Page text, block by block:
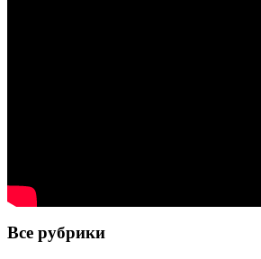
Все рубрики